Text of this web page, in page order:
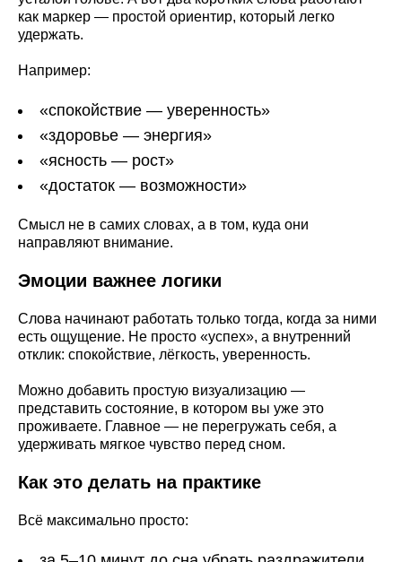
как маркер — простой ориентир, который легко
удержать.
Например:
«спокойствие — уверенность»
«здоровье — энергия»
«ясность — рост»
«достаток — возможности»
Смысл не в самих словах, а в том, куда они
направляют внимание.
Эмоции важнее логики
Слова начинают работать только тогда, когда за ними
есть ощущение. Не просто «успех», а внутренний
отклик: спокойствие, лёгкость, уверенность.
Можно добавить простую визуализацию —
представить состояние, в котором вы уже это
проживаете. Главное — не перегружать себя, а
удерживать мягкое чувство перед сном.
Как это делать на практике
Всё максимально просто: